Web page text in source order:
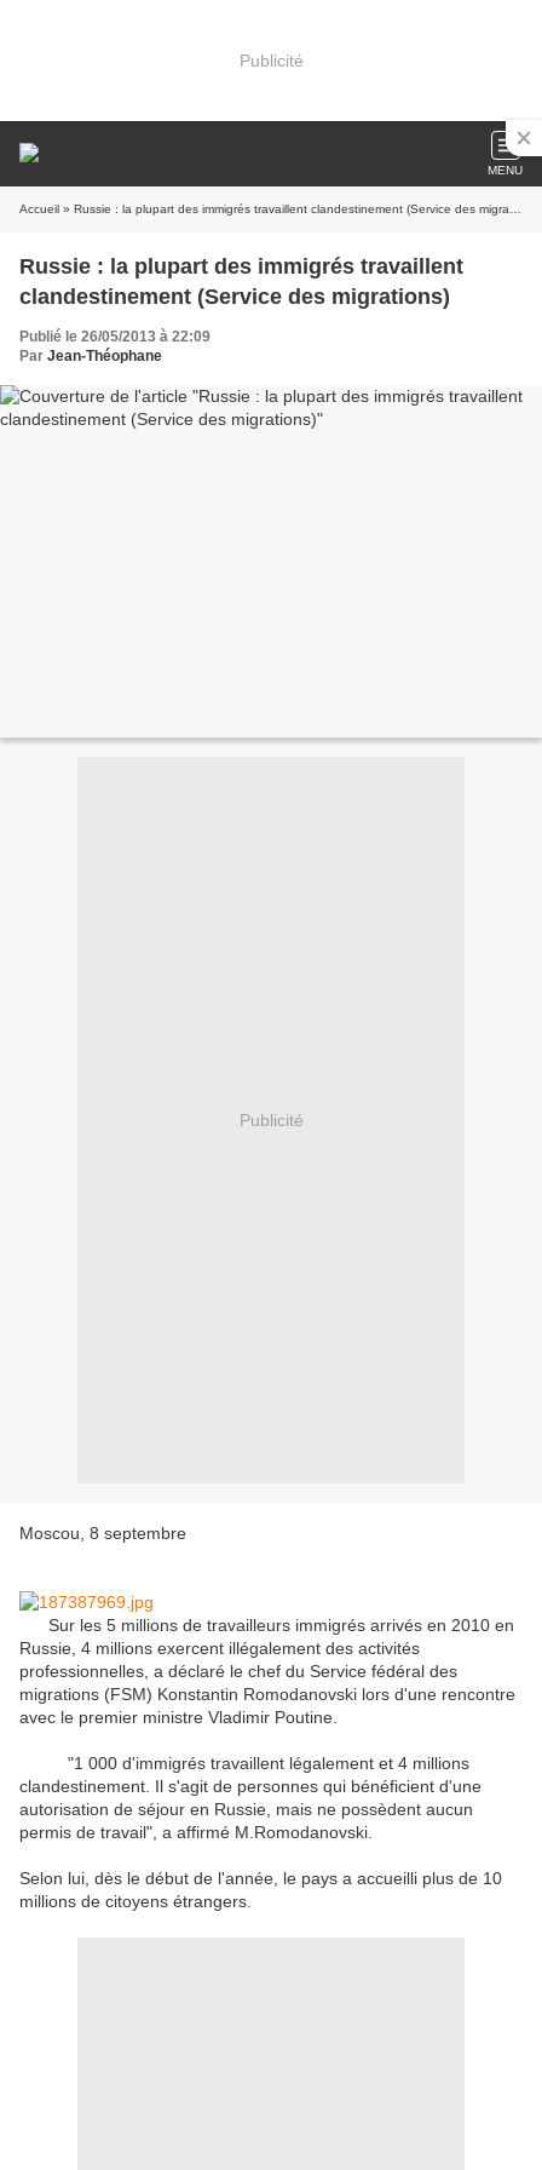
Publicité
MENU
Accueil » Russie : la plupart des immigrés travaillent clandestinement (Service des migrations)
Russie : la plupart des immigrés travaillent
clandestinement (Service des migrations)
Publié le 26/05/2013 à 22:09
Par Jean-Théophane
Publicité
Moscou, 8 septembre
Sur les 5 millions de travailleurs immigrés arrivés en 2010 en
Russie, 4 millions exercent illégalement des activités
professionnelles, a déclaré le chef du Service fédéral des
migrations (FSM) Konstantin Romodanovski lors d'une rencontre
avec le premier ministre Vladimir Poutine.
"1 000 d'immigrés travaillent légalement et 4 millions
clandestinement. Il s'agit de personnes qui bénéficient d'une
autorisation de séjour en Russie, mais ne possèdent aucun
permis de travail", a affirmé M.Romodanovski.
Selon lui, dès le début de l'année, le pays a accueilli plus de 10
millions de citoyens étrangers.